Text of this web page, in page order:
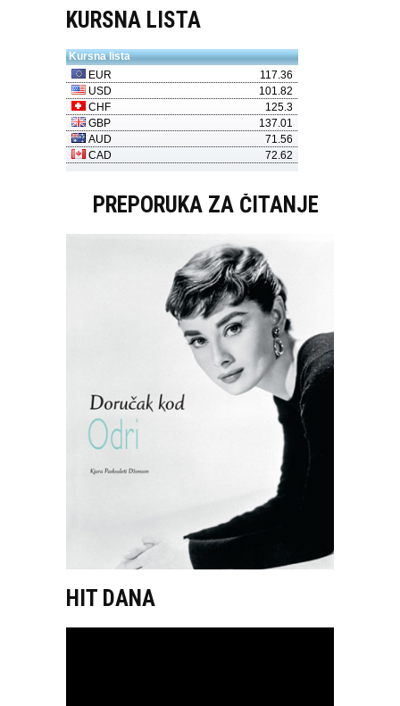
KURSNA LISTA
PREPORUKA ZA ČITANJE
HIT DANA